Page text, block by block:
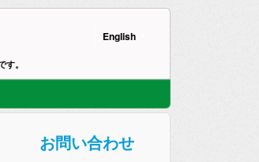
。
English
お問い合わせ